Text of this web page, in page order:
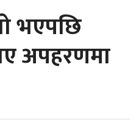
भएपछि
अपहरणमा